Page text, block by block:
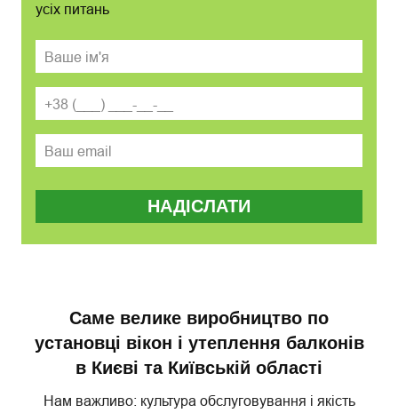
усіх питань
НАДІСЛАТИ
Саме велике виробництво по
установці вікон і утеплення балконів
в Києві та Київській області
Нам важливо: культура обслуговування і якість